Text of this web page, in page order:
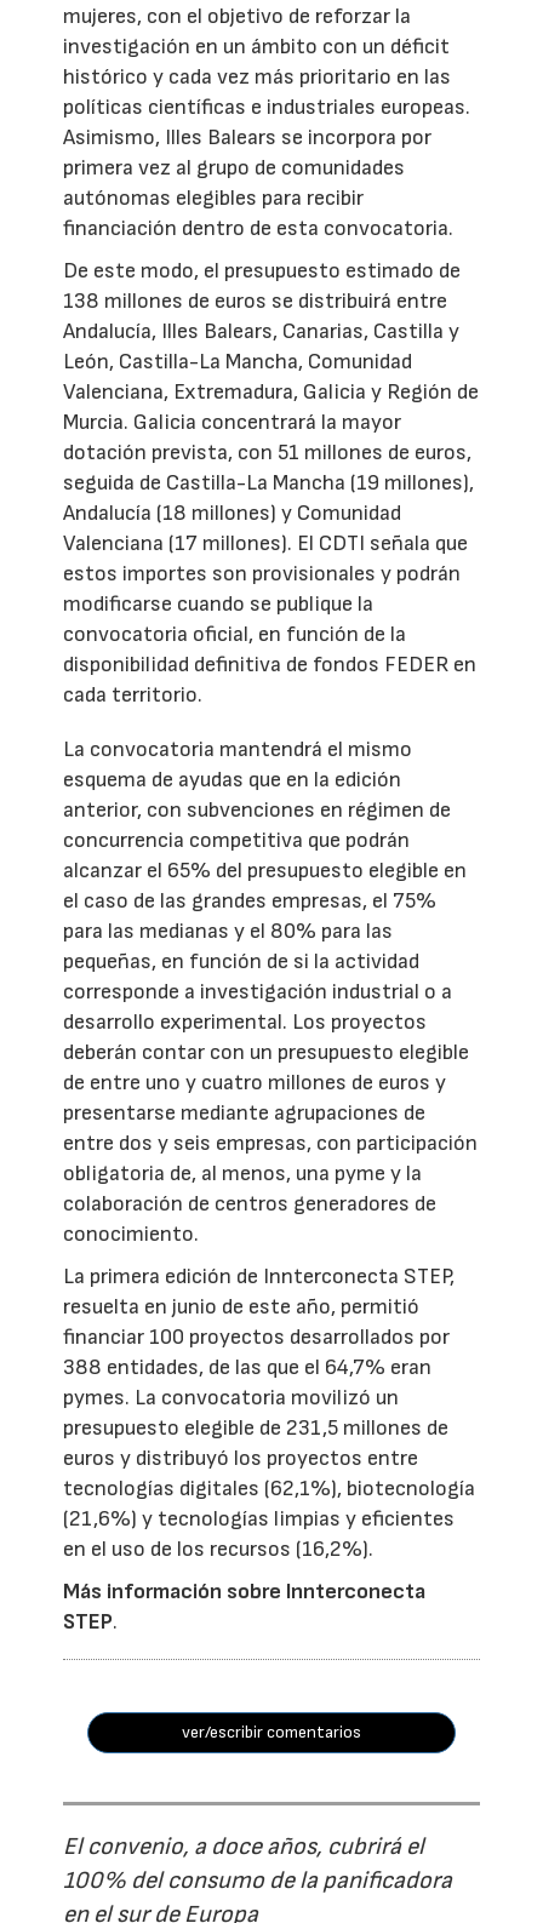
mujeres, con el objetivo de reforzar la
investigación en un ámbito con un déficit
histórico y cada vez más prioritario en las
políticas científicas e industriales europeas.
Asimismo, Illes Balears se incorpora por
primera vez al grupo de comunidades
autónomas elegibles para recibir
financiación dentro de esta convocatoria.
De este modo, el presupuesto estimado de
138 millones de euros se distribuirá entre
Andalucía, Illes Balears, Canarias, Castilla y
León, Castilla-La Mancha, Comunidad
Valenciana, Extremadura, Galicia y Región de
Murcia. Galicia concentrará la mayor
dotación prevista, con 51 millones de euros,
seguida de Castilla-La Mancha (19 millones),
Andalucía (18 millones) y Comunidad
Valenciana (17 millones). El CDTI señala que
estos importes son provisionales y podrán
modificarse cuando se publique la
convocatoria oficial, en función de la
disponibilidad definitiva de fondos FEDER en
cada territorio.
La convocatoria mantendrá el mismo
esquema de ayudas que en la edición
anterior, con subvenciones en régimen de
concurrencia competitiva que podrán
alcanzar el 65% del presupuesto elegible en
el caso de las grandes empresas, el 75%
para las medianas y el 80% para las
pequeñas, en función de si la actividad
corresponde a investigación industrial o a
desarrollo experimental. Los proyectos
deberán contar con un presupuesto elegible
de entre uno y cuatro millones de euros y
presentarse mediante agrupaciones de
entre dos y seis empresas, con participación
obligatoria de, al menos, una pyme y la
colaboración de centros generadores de
conocimiento.
La primera edición de Innterconecta STEP,
resuelta en junio de este año, permitió
financiar 100 proyectos desarrollados por
388 entidades, de las que el 64,7% eran
pymes. La convocatoria movilizó un
presupuesto elegible de 231,5 millones de
euros y distribuyó los proyectos entre
tecnologías digitales (62,1%), biotecnología
(21,6%) y tecnologías limpias y eficientes
en el uso de los recursos (16,2%).
Más información sobre Innterconecta
STEP.
ver/escribir comentarios
El convenio, a doce años, cubrirá el
100% del consumo de la panificadora
en el sur de Europa